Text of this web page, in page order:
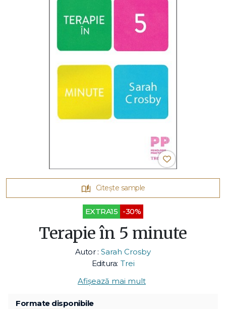
Citește sample
EXTRA15 -30%
Terapie în 5 minute
Autor : Sarah Crosby
Editura: Trei
Afișează mai mult
Formate disponibile